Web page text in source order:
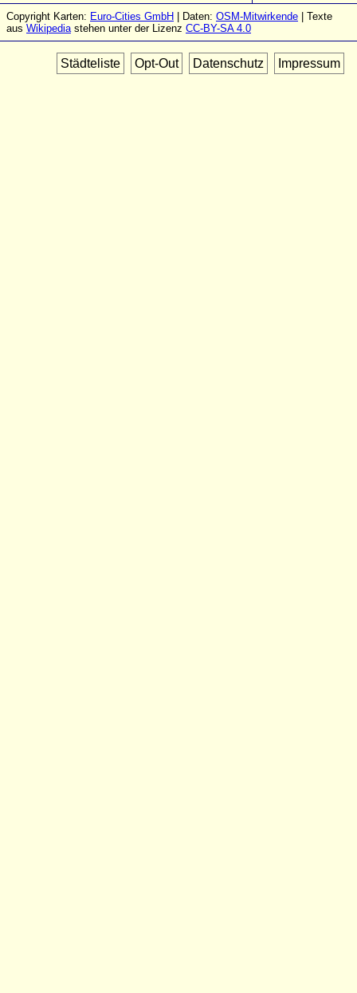
Copyright Karten: Euro-Cities GmbH | Daten: OSM-Mitwirkende | Texte
aus Wikipediastehen unter der Lizenz CC-BY-SA 4.0
Städteliste Opt-Out Datenschutz Impressum